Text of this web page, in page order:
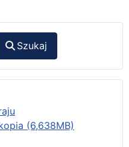
Szukaj
(6,638MB)